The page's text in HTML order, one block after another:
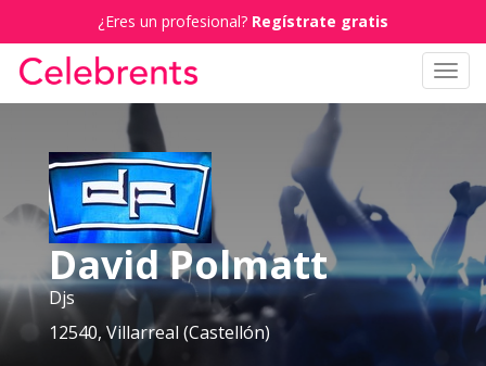
¿Eres un profesional? Regístrate gratis
David Polmatt
Djs
12540, Villarreal (Castellón)